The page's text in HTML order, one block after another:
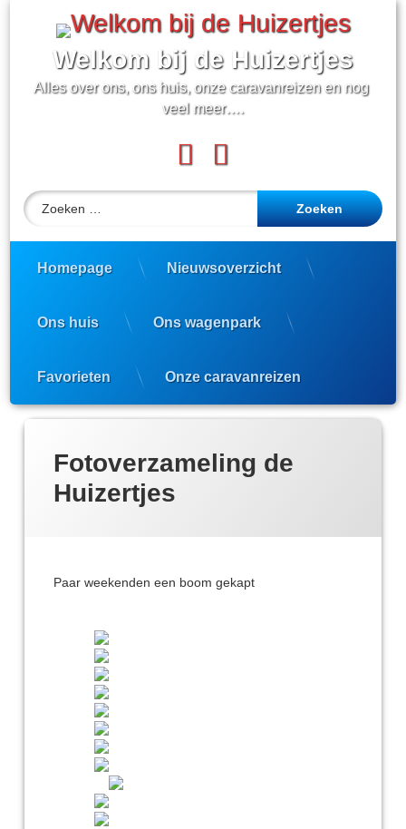
Welkom bij de Huizertjes
Alles over ons, ons huis, onze caravanreizen en nog
veel meer….
Facebook
Zoeken naar:
Homepage Nieuwsoverzicht
Ons huis Ons wagenpark
Favorieten Onze caravanreizen
Fotoverzameling de
Huizertjes
Paar weekenden een boom gekapt